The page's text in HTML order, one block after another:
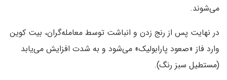
می‌شوند.
در نهایت پس از رنج زدن و انباشت توسط معامله‌گران، بیت کوین
وارد فاز «صعود پارابولیک» می‌شود و به شدت افزایش می‌یابد
(مستطیل سبز رنگ).